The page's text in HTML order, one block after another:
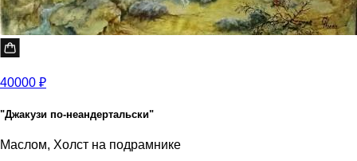
40000 ₽
"Джакузи по-неандертальски"
Маслом, Холст на подрамнике